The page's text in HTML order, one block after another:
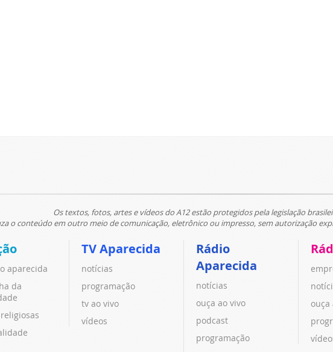
Os textos, fotos, artes e vídeos do A12 estão protegidos pela legislação
o conteúdo em outro meio de comunicação, eletrônico ou impresso, sem autorização
aparecida
da
TV Aparecida
notícias
programação
tv ao vivo
vídeos
Rádio
Aparecida
notícias
ouça ao vivo
podcast
programação
ouça